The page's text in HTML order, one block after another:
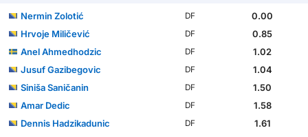
Nermin Zolotić DF
0.00
Hrvoje Miličević
DF
0.85
Anel Ahmedhodzic
DF
1.02
Jusuf Gazibegovic
DF
1.04
Siniša Saničanin
DF
1.50
Amar Dedic
DF
1.58
Dennis Hadzikadunic
DF
1.61